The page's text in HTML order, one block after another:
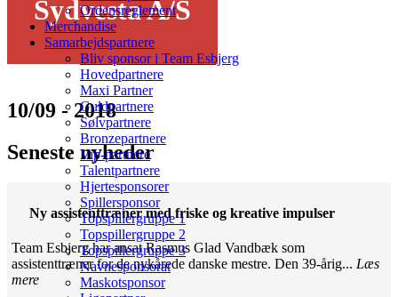
Ordensreglement
Merchandise
Samarbejdspartnere
Bliv sponsor i Team Esbjerg
Hovedpartnere
Maxi Partner
Guldpartnere
Sølvpartnere
Bronzepartnere
Vip-partnere
Talentpartnere
Hjertesponsorer
Spillersponsor
Topspillergruppe 1
Topspillergruppe 2
Topspillergruppe 3
Navnesponsorat
Maskotsponsor
Sydvesta A/S
10/09 - 2018
Seneste nyheder
Ny assistenttræner med friske og kreative impulser
Team Esbjerg har ansat Rasmus Glad Vandbæk som
assistenttræner for de nykårede danske mestre. Den 39-årig... Læs
mere